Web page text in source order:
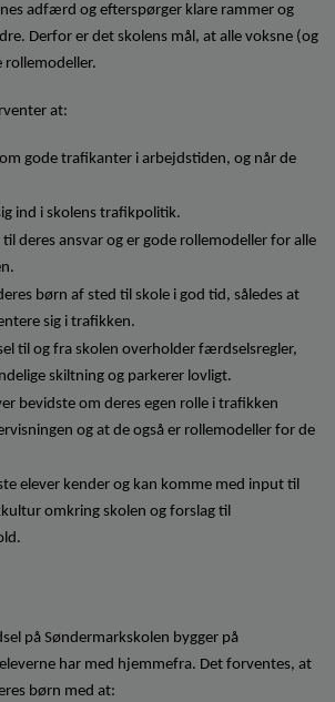
adfærd og efterspørger klare rammer og
Derfor er det skolens mål, at alle voksne (og
rollemodeller.
at:
gode trafikanter i arbejdstiden, og når de
ind i skolens trafikpolitik.
deres ansvar og er gode rollemodeller for alle
børn af sted til skole i god tid, således at
sig i trafikken.
til og fra skolen overholder færdselsregler,
skiltning og parkerer lovligt.
bevidste om deres egen rolle i trafikken
og at de også er rollemodeller for de
elever kender og kan komme med input til
omkring skolen og forslag til
på Søndermarkskolen bygger på
har med hjemmefra. Det forventes, at
børn med at: